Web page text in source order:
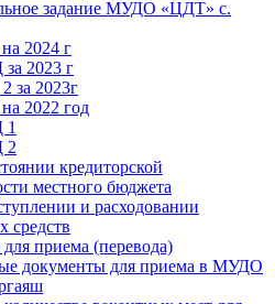
задание МУДО «ЦДТ» с.
2024 г
2023 г
за 2023г
2022 год
1
2
кредиторской
местного бюджета
и расходовании
средств
приема (перевода)
документы для приема в МУДО